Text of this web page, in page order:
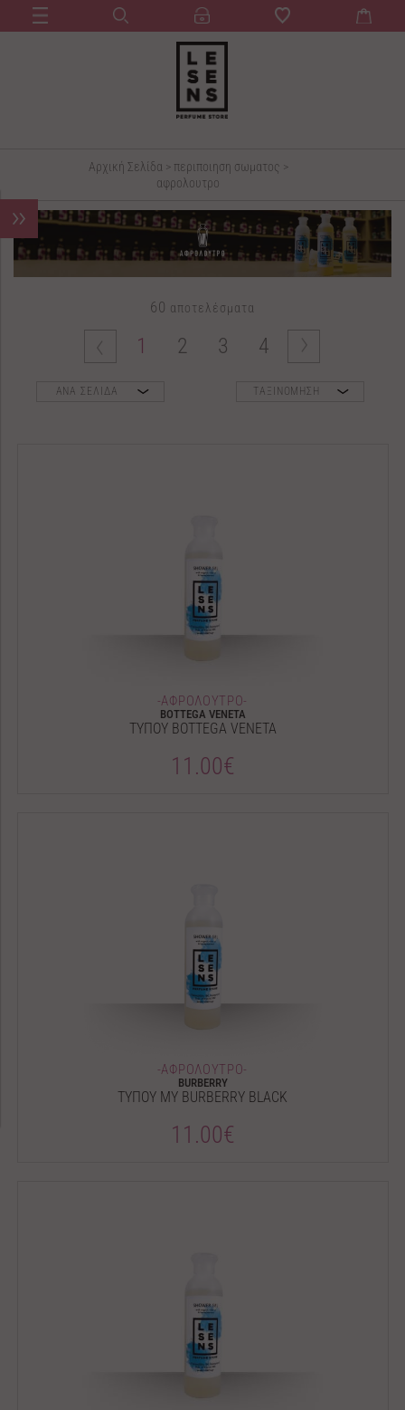
Αρχική Σελίδα > περιποιηση σωματος >
αφρολουτρο
60 αποτελέσματα
1 2 3 4
ΑΝΑ ΣΕΛΙΔΑ ΤΑΞΙΝΟΜΗΣΗ
-ΑΦΡΟΛΟΥΤΡΟ-
BOTTEGA VENETA
ΤΥΠΟΥ BOTTEGA VENETA
11.00€
-ΑΦΡΟΛΟΥΤΡΟ-
BURBERRY
ΤΥΠΟΥ MY BURBERRY BLACK
11.00€